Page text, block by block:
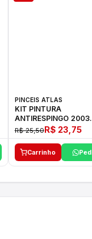
PINCEIS ATLAS
KIT PINTURA
ANTIRESPINGO 2003
ATLAS 03 PCS
R$ 25,50R$ 23,75
Carrinho